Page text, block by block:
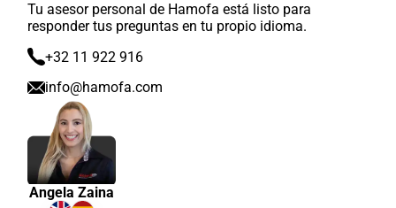
Tu asesor personal de Hamofa está listo para
responder tus preguntas en tu propio idioma.
+32 11 922 916
info@hamofa.com
Angela Zaina